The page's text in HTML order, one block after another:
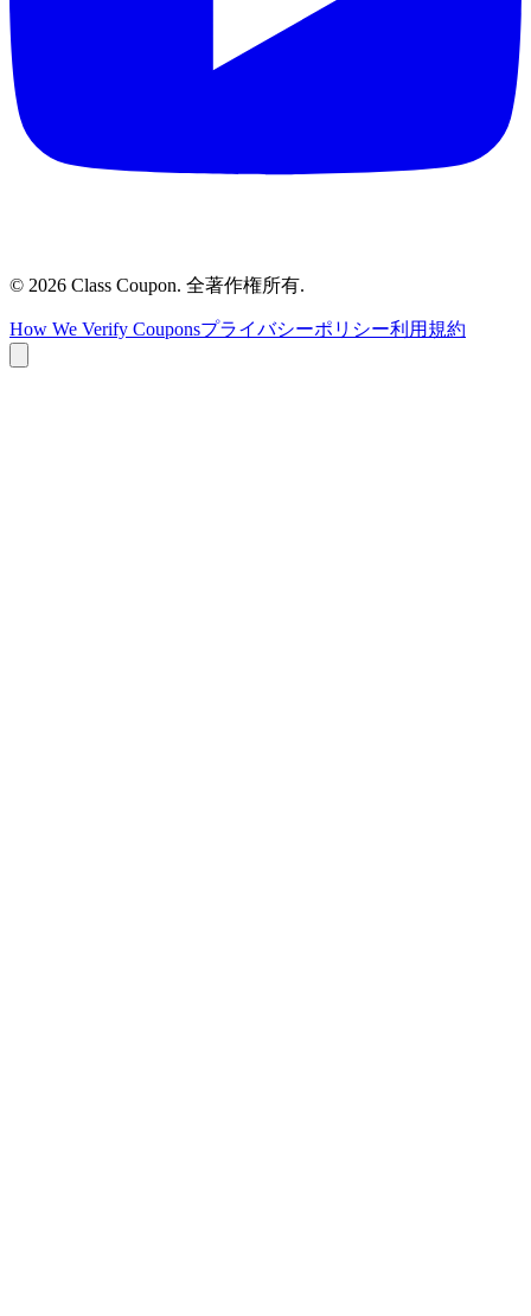
© 2026 Class Coupon. 全著作権所有.
How We Verify Couponsプライバシーポリシー利用規約